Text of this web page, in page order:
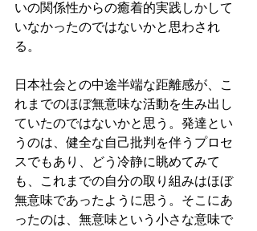
いの関係性からの癒着的実践しかして
いなかったのではないかと思わされ
る。
日本社会との中途半端な距離感が、こ
れまでのほぼ無意味な活動を生み出し
ていたのではないかと思う。発達とい
うのは、健全な自己批判を伴うプロセ
スでもあり、どう冷静に眺めてみて
も、これまでの自分の取り組みはほぼ
無意味であったように思う。そこにあ
ったのは、無意味という小さな意味で